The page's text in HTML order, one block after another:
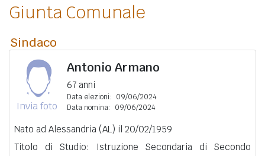
Giunta Comunale
Sindaco
Invia foto
Antonio Armano
67 anni
Data elezioni:
09/06/2024
Data nomina:
09/06/2024
Nato ad Alessandria (AL) il 20/02/1959
Titolo di Studio: Istruzione Secondaria di Secondo